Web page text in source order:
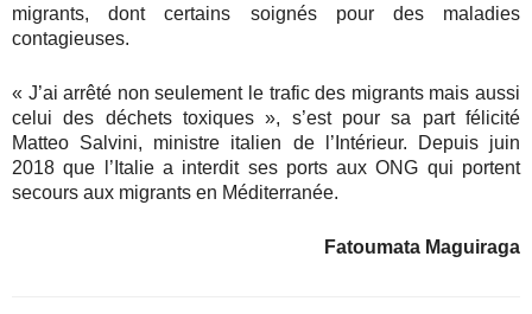
migrants, dont certains soignés pour des maladies
contagieuses.
« J’ai arrêté non seulement le trafic des migrants mais aussi
celui des déchets toxiques », s’est pour sa part félicité
Matteo Salvini, ministre italien de l’Intérieur. Depuis juin
2018 que l’Italie a interdit ses ports aux ONG qui portent
secours aux migrants en Méditerranée.
Fatoumata Maguiraga